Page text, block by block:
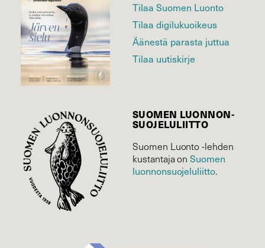
Tilaa Suomen Luonto
Tilaa digilukuoikeus
Äänestä parasta juttua
Tilaa uutiskirje
SUOMEN LUONNON­
SUOJELU­LIITTO
Suomen Luonto -lehden
kustantaja onSuomen
luonnonsuojelu­liitto.